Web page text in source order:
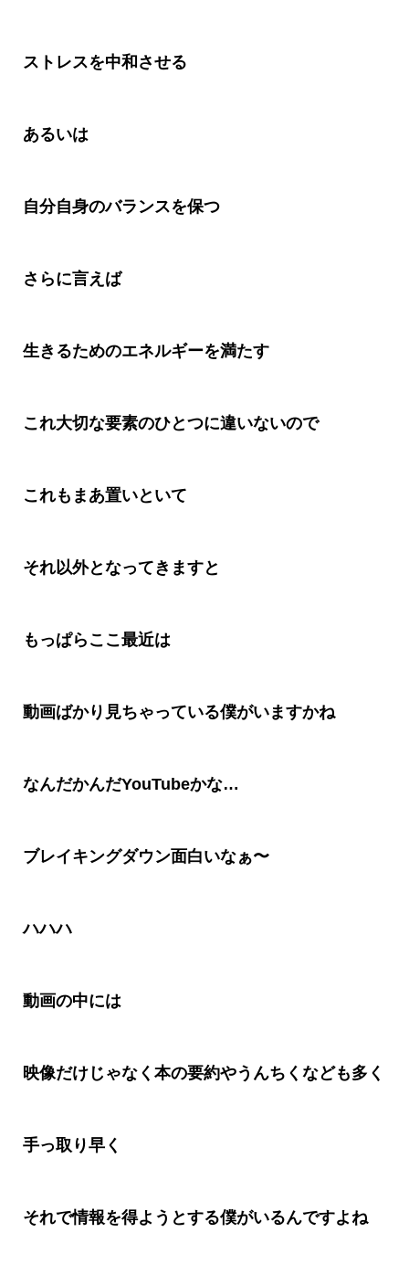
ストレスを中和させる
あるいは
自分自身のバランスを保つ
さらに言えば
生きるためのエネルギーを満たす
これ大切な要素のひとつに違いないので
これもまあ置いといて
それ以外となってきますと
もっぱらここ最近は
動画ばかり見ちゃっている僕がいますかね
なんだかんだYouTubeかな…
ブレイキングダウン面白いなぁ〜
ハハハ
動画の中には
映像だけじゃなく本の要約やうんちくなども多く
手っ取り早く
それで情報を得ようとする僕がいるんですよね